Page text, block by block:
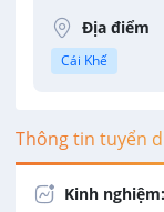
Địa điểm
Cái Khế
Thông tin tuyển
Kinh nghiệm: